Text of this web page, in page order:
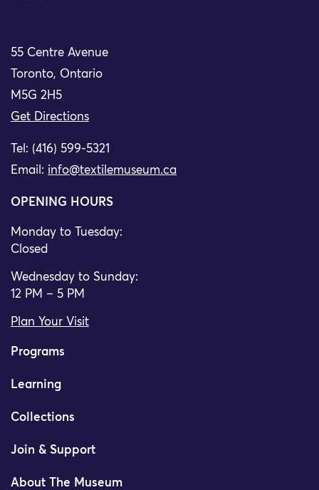
55 Centre Avenue
Toronto, Ontario
M5G 2H5
Get Directions
Tel: (416) 599-5321
Email: info@textilemuseum.ca
OPENING HOURS
Monday to Tuesday:
Closed
Wednesday to Sunday:
12 PM – 5 PM
Plan Your Visit
Programs
Learning
Collections
Join & Support
About The Museum